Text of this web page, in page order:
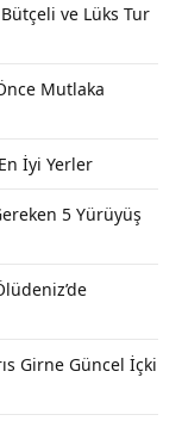
ve Lüks Tur
Mutlaka
İyi Yerler
5 Yürüyüş
Girne Güncel İçki